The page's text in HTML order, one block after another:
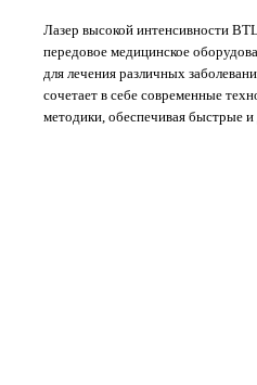
Лазер высокой интенсивности
передовое медицинское
для лечения различных
сочетает в себе современные
методики, обеспечивая быстрые и